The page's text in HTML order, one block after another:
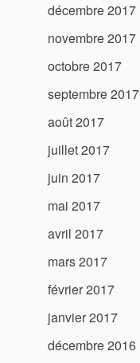
décembre 2017
novembre 2017
octobre 2017
septembre 2017
août 2017
juillet 2017
juin 2017
mai 2017
avril 2017
mars 2017
février 2017
janvier 2017
décembre 2016